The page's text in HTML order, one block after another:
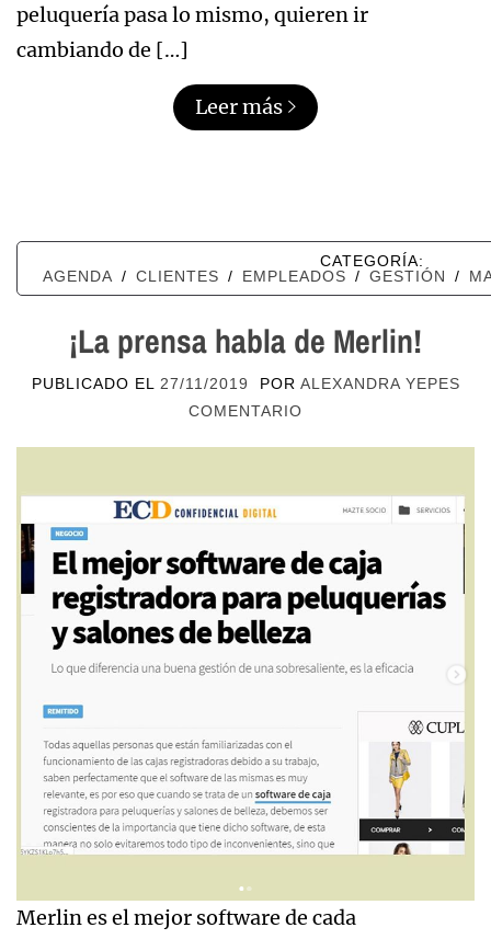
peluquería pasa lo mismo, quieren ir
cambiando de […]
Leer más
CATEGORÍA:
AGENDA / CLIENTES / EMPLEADOS / GESTIÓN /
¡La prensa habla de Merlin!
PUBLICADO EL 27/11/2019 POR ALEXANDRA YEPES
COMENTARIO
Merlin es el mejor software de cada